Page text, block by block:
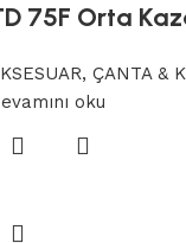
75F Orta
ÇANTA &
oku